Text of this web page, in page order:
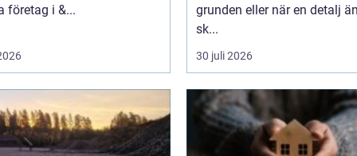
företag i &...
grunden eller när en detalj äntligen
sk...
30 juli 2026